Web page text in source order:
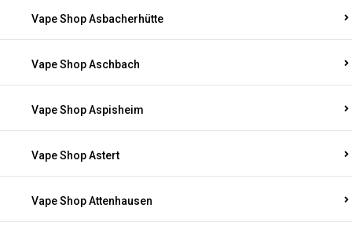
Vape Shop Asbacherhütte
Vape Shop Aschbach
Vape Shop Aspisheim
Vape Shop Astert
Vape Shop Attenhausen